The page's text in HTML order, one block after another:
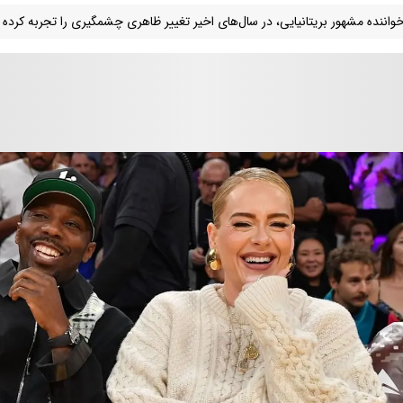
مشهور بریتانیایی، در سال‌های اخیر تغییر ظاهری چشمگیری را تجربه